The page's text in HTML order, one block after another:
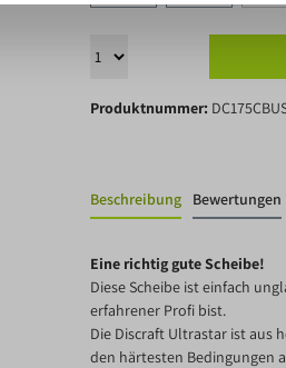
Produktnummer:
Beschreibung Bewertungen
Eine richtig gute Scheibe!
Diese Scheibe ist einfach
erfahrener Profi bist.
Die Discraft Ultrastar ist aus
den härtesten Bedingungen